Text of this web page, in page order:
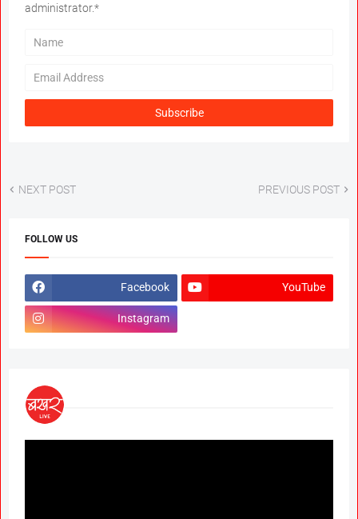
administrator.*
NEXT POST PREVIOUS POST
FOLLOW US
Facebook YouTube
Instagram